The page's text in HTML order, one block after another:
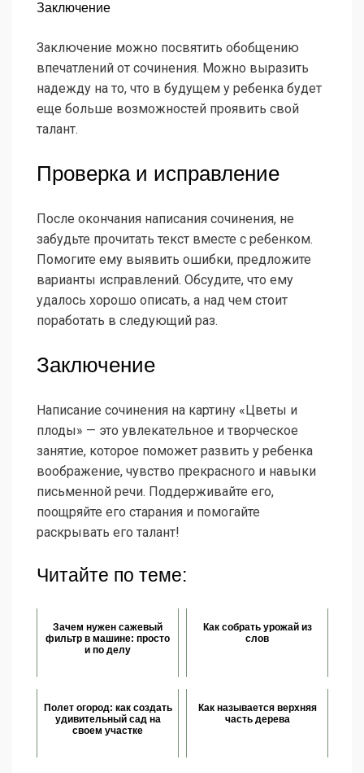
Заключение
Заключение можно посвятить обобщению
впечатлений от сочинения. Можно выразить
надежду на то, что в будущем у ребенка будет
еще больше возможностей проявить свой
талант.
Проверка и исправление
После окончания написания сочинения, не
забудьте прочитать текст вместе с ребенком.
Помогите ему выявить ошибки, предложите
варианты исправлений. Обсудите, что ему
удалось хорошо описать, а над чем стоит
поработать в следующий раз.
Заключение
Написание сочинения на картину «Цветы и
плоды» — это увлекательное и творческое
занятие, которое поможет развить у ребенка
воображение, чувство прекрасного и навыки
письменной речи. Поддерживайте его,
поощряйте его старания и помогайте
раскрывать его талант!
Читайте по теме:
Зачем нужен сажевый
фильтр в машине: просто
и по делу
Как собрать урожай из
слов
Полет огород: как создать
удивительный сад на
своем участке
Как называется верхняя
часть дерева